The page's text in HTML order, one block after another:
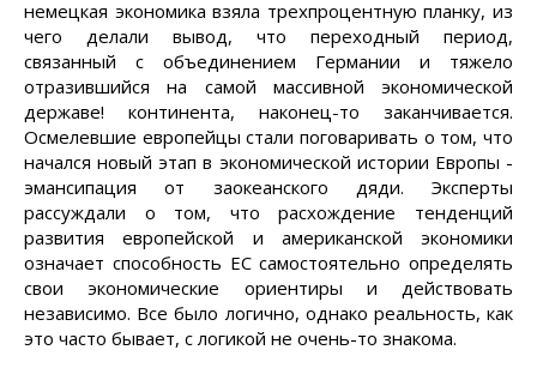
немецкая экономика взяла трехпроцентную планку, из
чего делали вывод, что переходный период,
связанный с объединением Германии и тяжело
отразившийся на самой массивной экономической
державе! континента, наконец-то заканчивается.
Осмелевшие европейцы стали поговаривать о том, что
начался новый этап в экономической истории Европы -
эмансипация от заокеанского дяди. Эксперты
рассуждали о том, что расхождение тенденций
развития европейской и американской экономики
означает способность ЕС самостоятельно определять
свои экономические ориентиры и действовать
независимо. Все было логично, однако реальность, как
это часто бывает, с логикой не очень-то знакома.